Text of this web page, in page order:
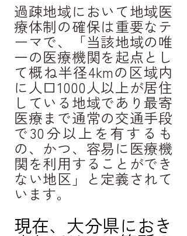
過疎地域において地域医
療体制の確保は重要なテ
ーマで、「当該地域の唯
一の医療機関を起点とし
て概ね半径4kmの区域内
に人口1000人以上が居住
している地域であり最寄
医療まで通常の交通手段
で30分以上を有するも
の、かつ、容易に医療機
関を利用することができ
ない地区」と定義されて
います。
現在、大分県におき